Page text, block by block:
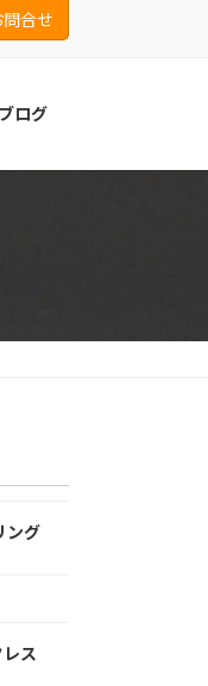
問合せ
ログ
ング
レス